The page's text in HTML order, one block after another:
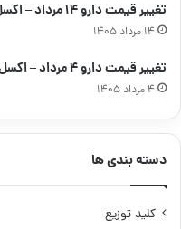
تغییر قیمت دارو ۱۴ مرداد – اکسل
۱۴ مرداد ۱۴۰۵
تغییر قیمت دارو ۴ مرداد – اکسل
۴ مرداد ۱۴۰۵
دسته بندی ها
کلید توزیع